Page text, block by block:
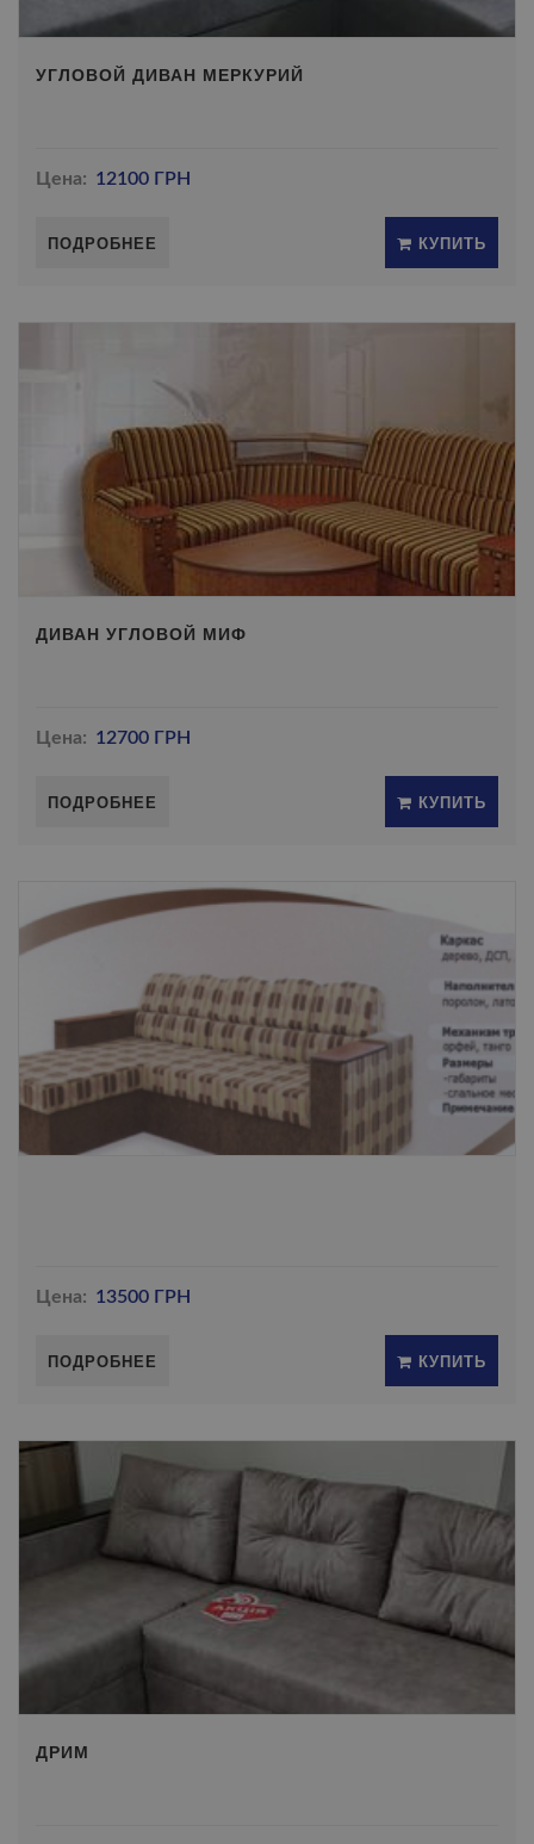
УГЛОВОЙ ДИВАН МЕРКУРИЙ
Цена: 12100 ГРН
ПОДРОБНЕЕ КУПИТЬ
ДИВАН УГЛОВОЙ МИФ
Цена: 12700 ГРН
ПОДРОБНЕЕ КУПИТЬ
Цена: 13500 ГРН
ПОДРОБНЕЕ КУПИТЬ
ДРИМ